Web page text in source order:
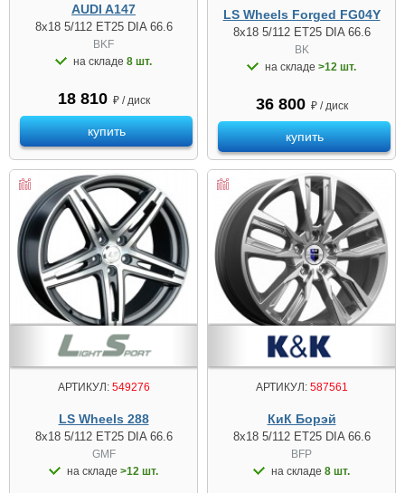
AUDI A147
8x18 5/112 ET25 DIA 66.6
BKF
на складе 8 шт.
18 810 ₽ / диск
купить
LS Wheels Forged FG04Y
8x18 5/112 ET25 DIA 66.6
BK
на складе >12 шт.
36 800 ₽ / диск
купить
АРТИКУЛ:549276
LS Wheels 288
8x18 5/112 ET25 DIA 66.6
GMF
на складе >12 шт.
АРТИКУЛ:587561
КиК Борэй
8x18 5/112 ET25 DIA 66.6
BFP
на складе 8 шт.